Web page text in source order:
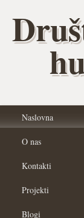
Naslovna
O nas
Kontakti
Projekti
Blogi